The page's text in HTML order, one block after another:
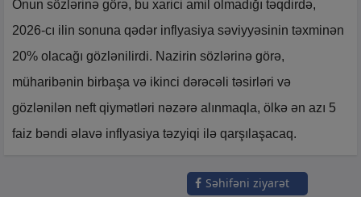
Onun sözlərinə görə, bu xarici amil olmadığı təqdirdə,
2026-cı ilin sonuna qədər inflyasiya səviyyəsinin təxminən
20% olacağı gözlənilirdi. Nazirin sözlərinə görə,
müharibənin birbaşa və ikinci dərəcəli təsirləri və
gözlənilən neft qiymətləri nəzərə alınmaqla, ölkə ən azı 5
faiz bəndi əlavə inflyasiya təzyiqi ilə qarşılaşacaq.
Səhifəni ziyarət